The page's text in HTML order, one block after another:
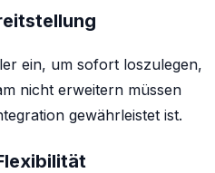
ein, um sofort loszulegen,
nicht erweitern müssen
gewährleistet ist.